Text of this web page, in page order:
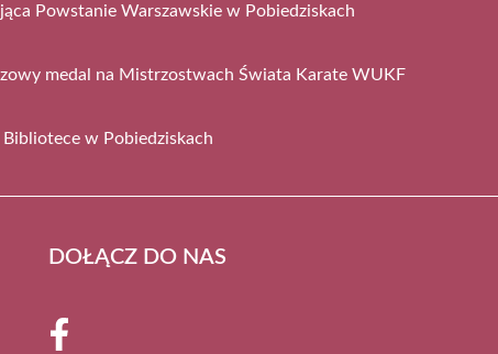
Powstanie Warszawskie w Pobiedziskach
medal na Mistrzostwach Świata Karate WUKF
w Pobiedziskach
DOŁĄCZ DO NAS